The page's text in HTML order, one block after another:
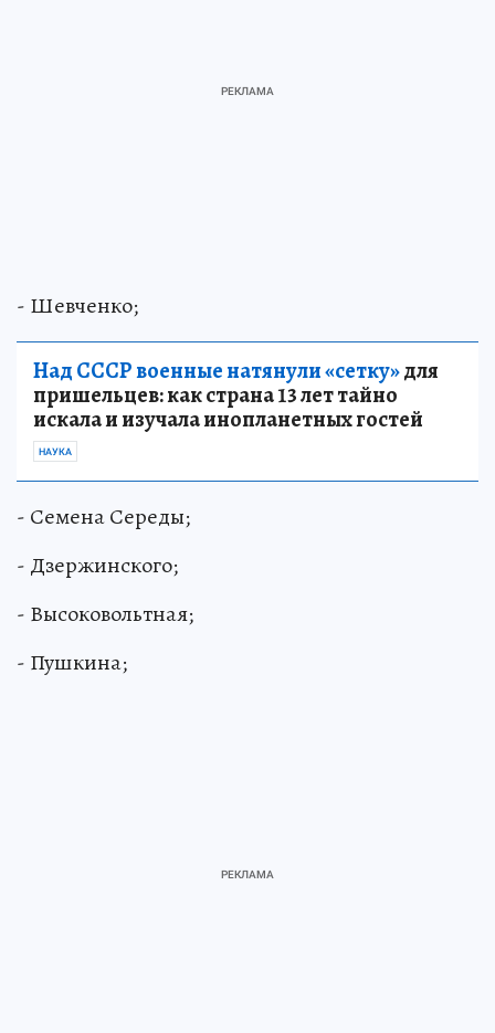
- Шевченко;
Над СССР военные натянули «сетку»для
пришельцев: как страна 13 лет тайно
искала и изучала инопланетных гостей
НАУКА
- Семена Середы;
- Дзержинского;
- Высоковольтная;
- Пушкина;